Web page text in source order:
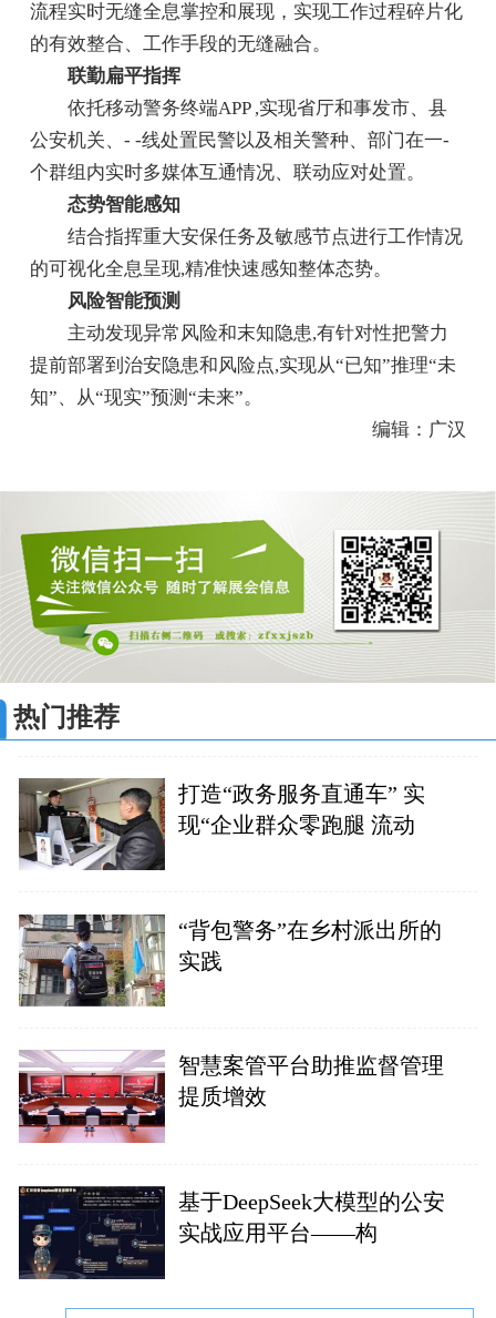
流程实时无缝全息掌控和展现，实现工作过程碎片化
的有效整合、工作手段的无缝融合。
联勤扁平指挥
依托移动警务终端APP ,实现省厅和事发市、县
公安机关、- -线处置民警以及相关警种、部门在一-
个群组内实时多媒体互通情况、联动应对处置。
态势智能感知
结合指挥重大安保任务及敏感节点进行工作情况
的可视化全息呈现,精准快速感知整体态势。
风险智能预测
主动发现异常风险和末知隐患,有针对性把警力
提前部署到治安隐患和风险点,实现从“已知”推理“未
知”、从“现实”预测“未来”。
编辑：广汉
热门推荐
打造“政务服务直通车” 实
现“企业群众零跑腿 流动
“背包警务”在乡村派出所的
实践
智慧案管平台助推监督管理
提质增效
基于DeepSeek大模型的公安
实战应用平台——构